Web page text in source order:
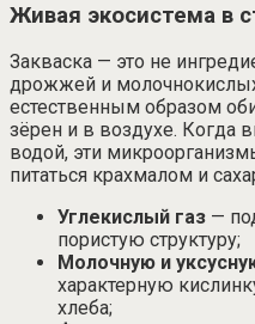
Живая экосистема в
Закваска — это не
дрожжей и
естественным образом
зёрен и в воздухе.
водой, эти
питаться крахмалом и
Углекислый газ —
пористую структуру;
Молочную и
характерную
хлеба;